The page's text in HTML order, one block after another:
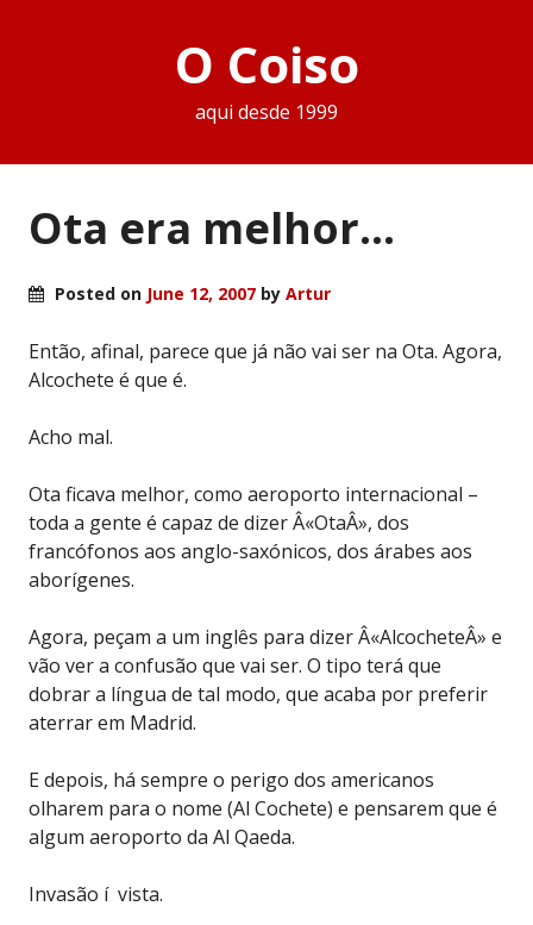
O Coiso
aqui desde 1999
Ota era melhor…
Posted on June 12, 2007 by Artur
Então, afinal, parece que já não vai ser na Ota. Agora,
Alcochete é que é.
Acho mal.
Ota ficava melhor, como aeroporto internacional –
toda a gente é capaz de dizer Â«OtaÂ», dos
francófonos aos anglo-saxónicos, dos árabes aos
aborígenes.
Agora, peçam a um inglês para dizer Â«AlcocheteÂ» e
vão ver a confusão que vai ser. O tipo terá que
dobrar a língua de tal modo, que acaba por preferir
aterrar em Madrid.
E depois, há sempre o perigo dos americanos
olharem para o nome (Al Cochete) e pensarem que é
algum aeroporto da Al Qaeda.
Invasão í vista.